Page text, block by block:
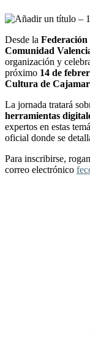
Desde la Federación
Comunidad
organización y
próximo 14 de
Cultura de Cajamar
La jornada tratará
herramientas
expertos en estas
oficial donde se
Para inscribirse,
correo electrónico